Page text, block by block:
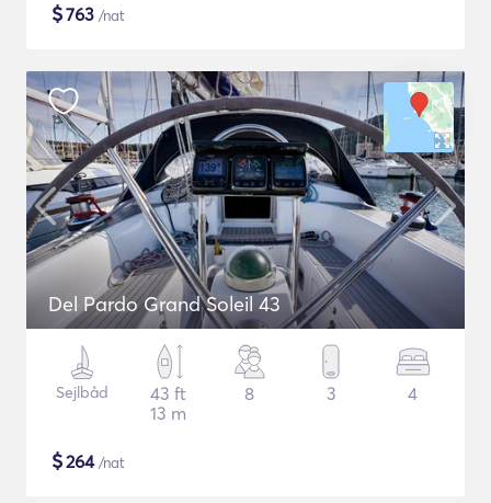
$763 /nat
Del Pardo Grand Soleil 43
Sejlbåd
43 ft
13 m
8 3 4
$264/nat